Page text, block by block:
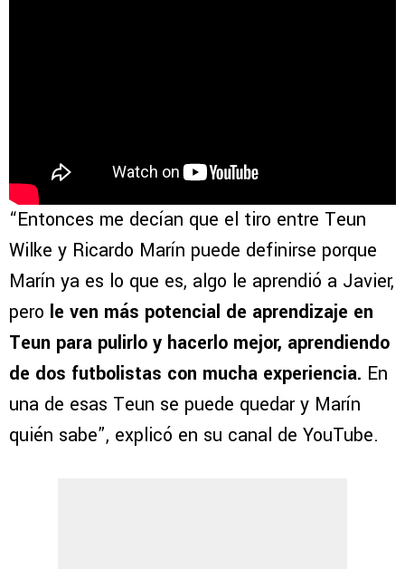
“Entonces me decían que el tiro entre Teun
Wilke y Ricardo Marín puede definirse porque
Marín ya es lo que es, algo le aprendió a Javier,
pero le ven más potencial de aprendizaje en
Teun para pulirlo y hacerlo mejor, aprendiendo
de dos futbolistas con mucha experiencia. En
una de esas Teun se puede quedar y Marín
quién sabe”, explicó en su canal de YouTube.